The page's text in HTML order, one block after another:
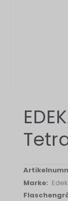
Anfang
Bildergalerie
springen